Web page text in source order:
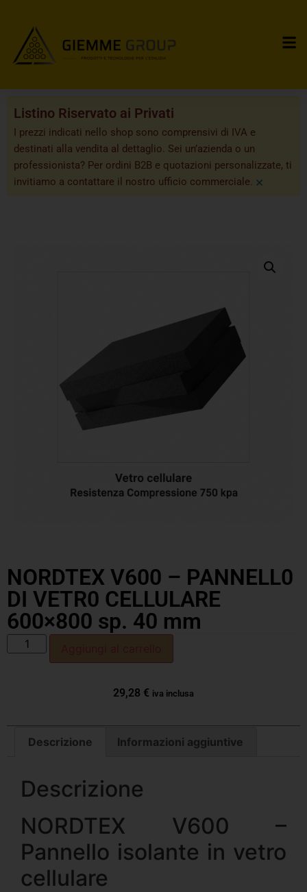
Listino Riservato ai Privati
I prezzi indicati nello shop sono comprensivi di IVA e
destinati alla vendita al dettaglio. Sei un’azienda o un
professionista? Per ordini B2B e quotazioni personalizzate, ti
invitiamo a contattare il nostro ufficio commerciale. ×
NORDTEX V600 – PANNELL0
DI VETR0 CELLULARE
600×800 sp. 40 mm
29,28 € iva inclusa
Descrizione Informazioni aggiuntive
Descrizione
NORDTEX V600 –
Pannello isolante in vetro
cellulare